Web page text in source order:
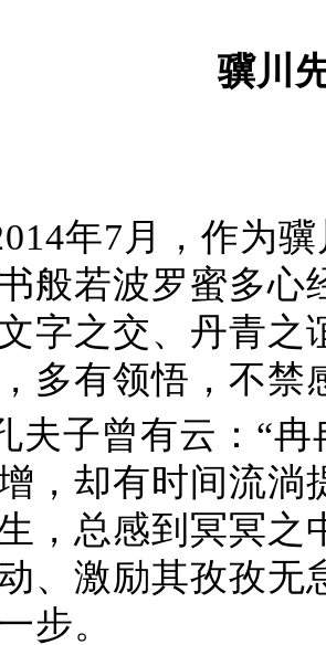
骥川
年7月，作为
般若波罗蜜多心
字之交、丹青之
多有领悟，不禁
夫子曾有云：“
，却有时间流淌
，总感到冥冥之
、激励其孜孜无
步。